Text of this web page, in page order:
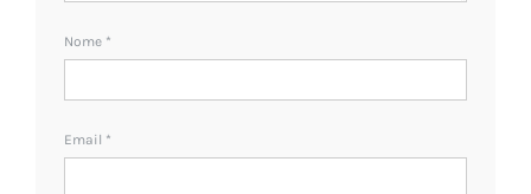
Nome *
Email *